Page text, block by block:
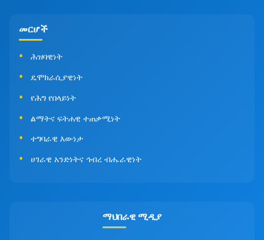
መርሆች
ሕዝባዊነት
ዴሞክራሲያዊነት
የሕግ የበላይነት
ልማትና ፍትሐዊ ተጠቃሚነት
ተግባራዊ እውነታ
ሀገራዊ አንድነትና ኅብረ ብሔራዊነት
ማህበራዊ ሚዲያ